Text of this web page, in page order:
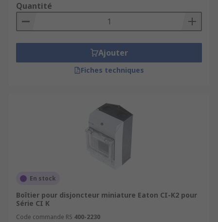
Quantité
Ajouter
Fiches techniques
En stock
Boîtier pour disjoncteur miniature Eaton CI-K2 pour
Série CI K
Code commande RS 400-2230